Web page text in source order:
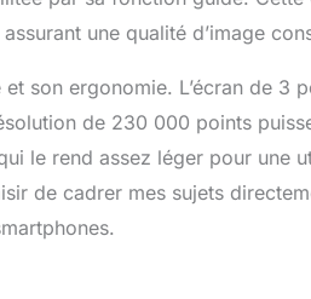
une qualité d’image
son ergonomie. L’écran de 3
de 230 000 points
le rend assez léger pour une
de cadrer mes sujets